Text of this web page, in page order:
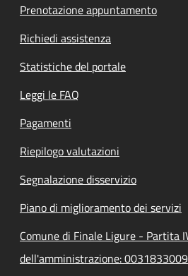
Prenotazione appuntamento
Richiedi assistenza
Statistiche del portale
Leggi le FAQ
Pagamenti
Riepilogo valutazioni
Segnalazione disservizio
Piano di miglioramento dei servizi
Comune di Finale Ligure - Partita
dell'amministrazione: